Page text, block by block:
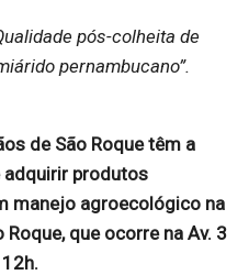
pós-colheita de
pernambucano”.
de São Roque têm a
adquirir produtos
manejo agroecológico na
que ocorre na Av. 3